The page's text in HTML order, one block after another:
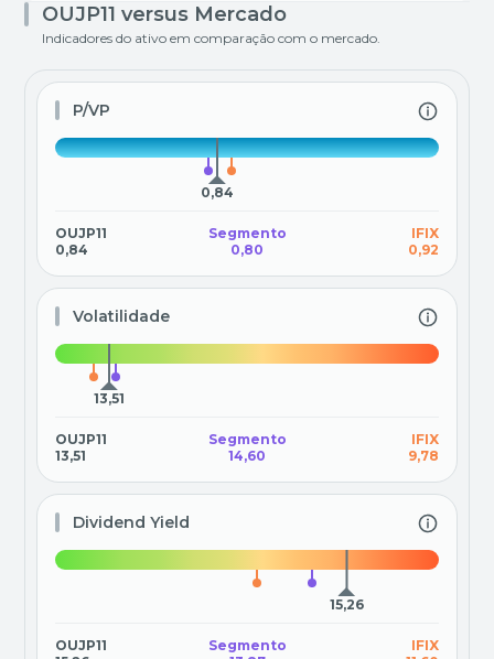
OUJP11 versus Mercado
Indicadores do ativo em comparação com o mercado.
P/VP
0,84
OUJP11
0,84
Segmento
0,80
IFIX
0,92
Volatilidade
13,51
OUJP11
13,51
Segmento
14,60
IFIX
9,78
Dividend Yield
15,26
OUJP11
Segmento
IFIX